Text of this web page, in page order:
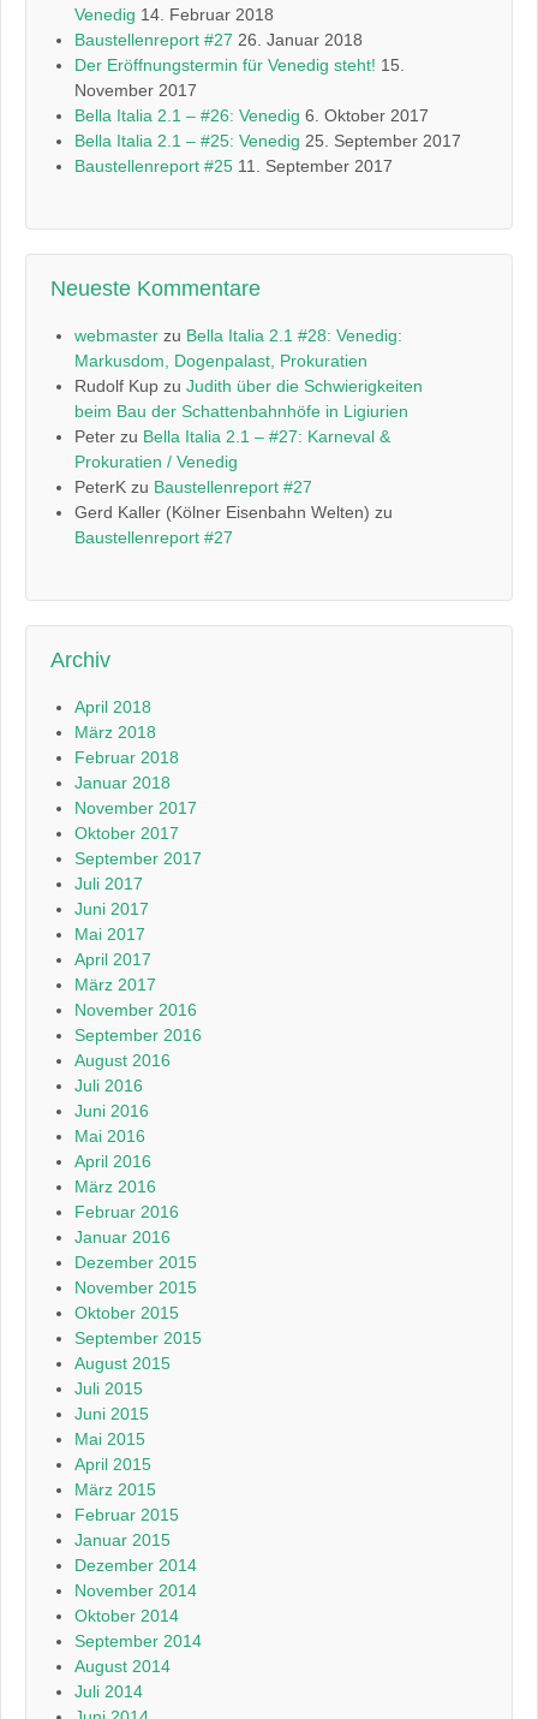
Venedig 14. Februar 2018
Baustellenreport #27 26. Januar 2018
Der Eröffnungstermin für Venedig steht! 15.
November 2017
Bella Italia 2.1 – #26: Venedig 6. Oktober 2017
Bella Italia 2.1 – #25: Venedig 25. September 2017
Baustellenreport #25 11. September 2017
Neueste Kommentare
webmaster zu Bella Italia 2.1 #28: Venedig:
Markusdom, Dogenpalast, Prokuratien
Rudolf Kup zu Judith über die Schwierigkeiten
beim Bau der Schattenbahnhöfe in Ligiurien
Peter zu Bella Italia 2.1 – #27: Karneval &
Prokuratien / Venedig
PeterK zu Baustellenreport #27
Gerd Kaller (Kölner Eisenbahn Welten) zu
Baustellenreport #27
Archiv
April 2018
März 2018
Februar 2018
Januar 2018
November 2017
Oktober 2017
September 2017
Juli 2017
Juni 2017
Mai 2017
April 2017
März 2017
November 2016
September 2016
August 2016
Juli 2016
Juni 2016
Mai 2016
April 2016
März 2016
Februar 2016
Januar 2016
Dezember 2015
November 2015
Oktober 2015
September 2015
August 2015
Juli 2015
Juni 2015
Mai 2015
April 2015
März 2015
Februar 2015
Januar 2015
Dezember 2014
November 2014
Oktober 2014
September 2014
August 2014
Juli 2014